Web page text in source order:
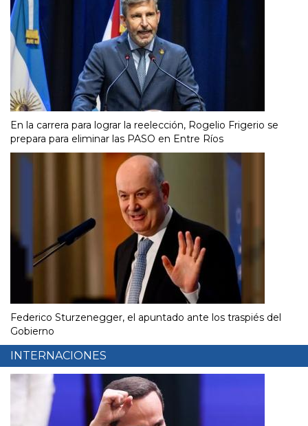
En la carrera para lograr la reelección, Rogelio Frigerio se
prepara para eliminar las PASO en Entre Ríos
Federico Sturzenegger, el apuntado ante los traspiés del
Gobierno
INTERNACIONES